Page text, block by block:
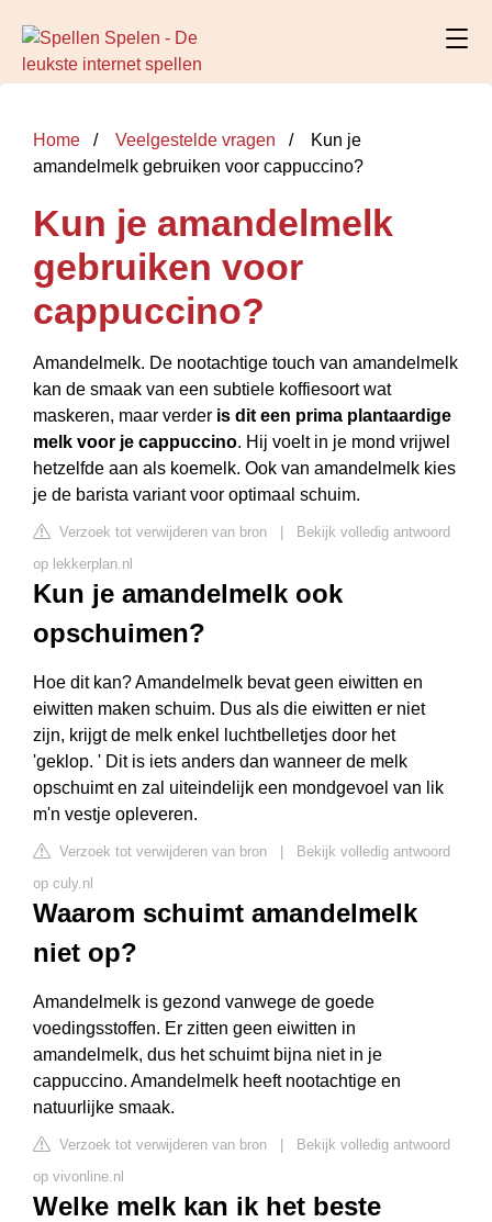
Home Veelgestelde vragen
Kun je
amandelmelk gebruiken voor cappuccino?
Kun je amandelmelk
gebruiken voor
cappuccino?
Amandelmelk. De nootachtige touch van amandelmelk
kan de smaak van een subtiele koffiesoort wat
maskeren, maar verder is dit een prima plantaardige
melk voor je cappuccino. Hij voelt in je mond vrijwel
hetzelfde aan als koemelk. Ook van amandelmelk kies
je de barista variant voor optimaal schuim.
Verzoek tot verwijderen van bron
Bekijk volledig antwoord
op lekkerplan.nl
Kun je amandelmelk ook
opschuimen?
Hoe dit kan? Amandelmelk bevat geen eiwitten en
eiwitten maken schuim. Dus als die eiwitten er niet
zijn, krijgt de melk enkel luchtbelletjes door het
'geklop. ' Dit is iets anders dan wanneer de melk
opschuimt en zal uiteindelijk een mondgevoel van lik
m'n vestje opleveren.
Verzoek tot verwijderen van bron
Bekijk volledig antwoord
op culy.nl
Waarom schuimt amandelmelk
niet op?
Amandelmelk is gezond vanwege de goede
voedingsstoffen. Er zitten geen eiwitten in
amandelmelk, dus het schuimt bijna niet in je
cappuccino. Amandelmelk heeft nootachtige en
natuurlijke smaak.
Verzoek tot verwijderen van bron
Bekijk volledig antwoord
op vivonline.nl
Welke melk kan ik het beste